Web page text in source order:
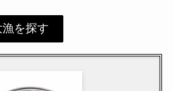
を探す